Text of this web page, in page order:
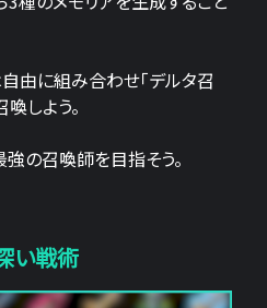
由に組み合わせ「デルタ召
しよう。
の召喚師を目指そう。
い戦術